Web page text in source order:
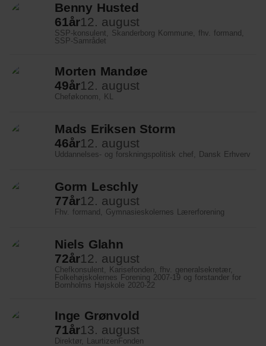
Benny Husted
61år12. august
SSP-konsulent, Skanderborg Kommune, fhv. formand,
SSP-Samrådet
Morten Mandøe
49år12. august
Cheføkonom, KL
Mads Eriksen Storm
46år12. august
Uddannelses- og forskningspolitisk chef, Dansk Erhverv
Gorm Leschly
77år12. august
Fhv. formand, Gymnasieskolernes Lærerforening
Niels Glahn
72år12. august
Chefkonsulent, Karisefonden, fhv. generalsekretær,
Folkehøjskolernes Forening 2007-19 og forstander for
Bornholms Højskole 2020-22
Inge Grønvold
71år13. august
Direktør, LaurtizenFonden